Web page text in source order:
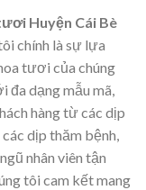
Huyện Cái Bè
chính là sự lựa
tươi của chúng
đa dạng mẫu mã,
hàng từ các dịp
dịp thăm bệnh,
nhân viên tận
tôi cam kết mang